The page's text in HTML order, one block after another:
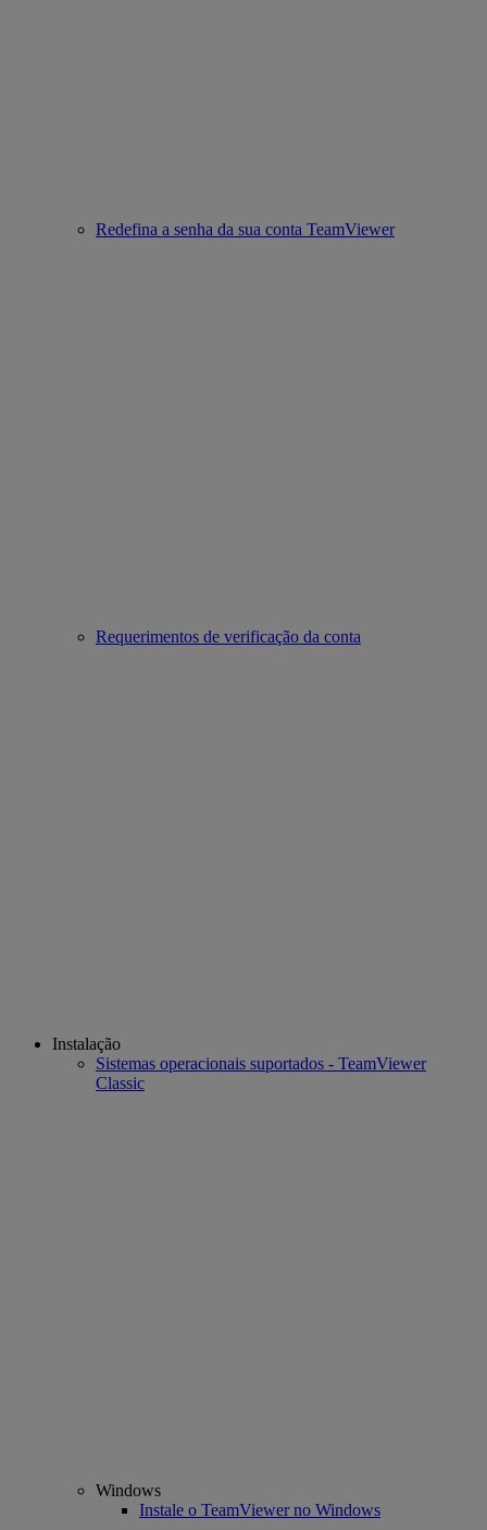
Redefina a senha da sua conta TeamViewer
Requerimentos de verificação da conta
Instalação
Sistemas operacionais suportados - TeamViewer
Classic
Windows
Instale o TeamViewer no Windows